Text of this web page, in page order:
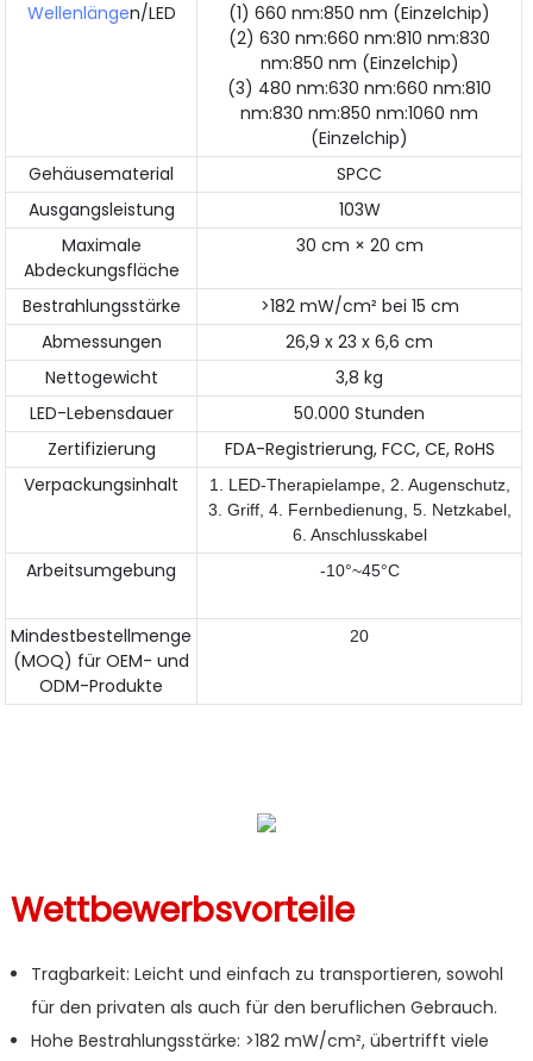
Wellenlängen/LED
(1) 660 nm:850 nm (Einzelchip)
(2) 630 nm:660 nm:810 nm:830
nm:850 nm (Einzelchip)
(3) 480 nm:630 nm:660 nm:810
nm:830 nm:850 nm:1060 nm
(Einzelchip)
Gehäusematerial
SPCC
Ausgangsleistung
103W
Maximale
Abdeckungsfläche
30 cm × 20 cm
Bestrahlungsstärke
>182 mW/cm² bei 15 cm
Abmessungen
26,9 x 23 x 6,6 cm
Nettogewicht
3,8 kg
LED-Lebensdauer
50.000 Stunden
Zertifizierung
FDA-Registrierung, FCC, CE, RoHS
Verpackungsinhalt
1. LED-Therapielampe, 2. Augenschutz,
3. Griff, 4. Fernbedienung, 5. Netzkabel,
6. Anschlusskabel
Arbeitsumgebung -10°~45°C
Mindestbestellmenge
(MOQ) für OEM- und
ODM-Produkte
20
Wettbewerbsvorteile
Tragbarkeit: Leicht und einfach zu transportieren, sowohl
für den privaten als auch für den beruflichen Gebrauch.
Hohe Bestrahlungsstärke: >182 mW/cm², übertrifft viele